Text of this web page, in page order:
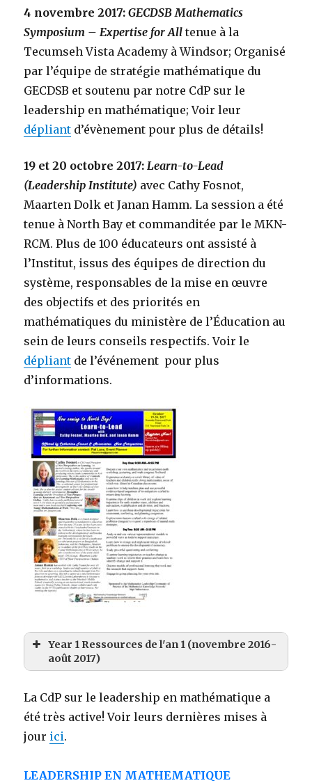
4 novembre 2017:GECDSB Mathematics
Symposium – Expertise for Alltenue à la
Tecumseh Vista Academy à Windsor; Organisé
par l’équipe de stratégie mathématique du
GECDSB et soutenu par notre CdP sur le
leadership en mathématique; Voir leur
dépliant d’évènement pour plus de détails!
19 et 20 octobre 2017: Learn-to-Lead
(Leadership Institute) avec Cathy Fosnot,
Maarten Dolk et Janan Hamm. La session a été
tenue à North Bay et commanditée par le MKN-
RCM. Plus de 100 éducateurs ont assisté à
l’Institut, issus des équipes de direction du
système, responsables de la mise en œuvre
des objectifs et des priorités en
mathématiques du ministère de l’Éducation au
sein de leurs conseils respectifs. Voir le
dépliant de l’événement pour plus
d’informations.
Year 1 Ressources de l'an 1 (novembre 2016-
août 2017)
La CdP sur le leadership en mathématique a
été très active! Voir leurs dernières mises à
jour ici.
LEADERSHIP EN MATHEMATIQUE